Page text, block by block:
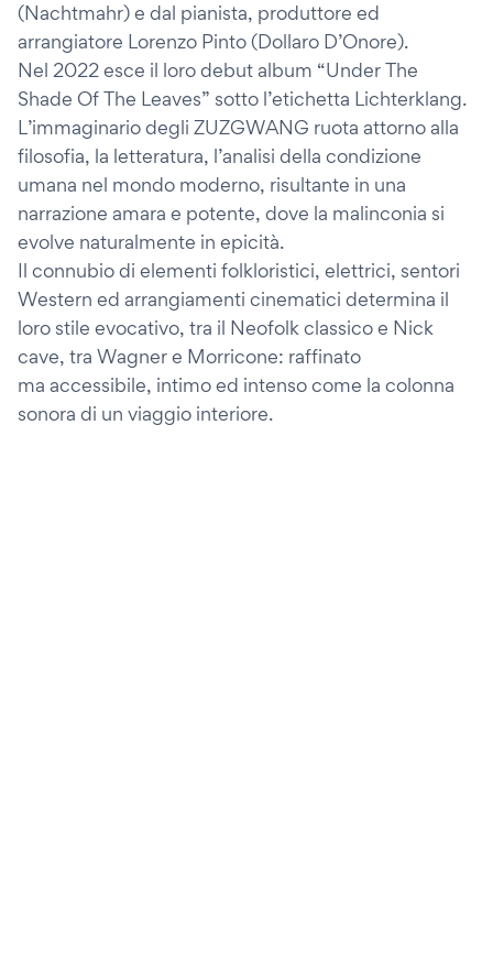
(Nachtmahr) e dal pianista, produttore ed
arrangiatore Lorenzo Pinto (Dollaro D’Onore).
Nel 2022 esce il loro debut album “Under The
Shade Of The Leaves” sotto l’etichetta Lichterklang.
L’immaginario degli ZUZGWANG ruota attorno alla
filosofia, la letteratura, l’analisi della condizione
umana nel mondo moderno, risultante in una
narrazione amara e potente, dove la malinconia si
evolve naturalmente in epicità.
Il connubio di elementi folkloristici, elettrici, sentori
Western ed arrangiamenti cinematici determina il
loro stile evocativo, tra il Neofolk classico e Nick
cave, tra Wagner e Morricone: raffinato
ma accessibile, intimo ed intenso come la colonna
sonora di un viaggio interiore.